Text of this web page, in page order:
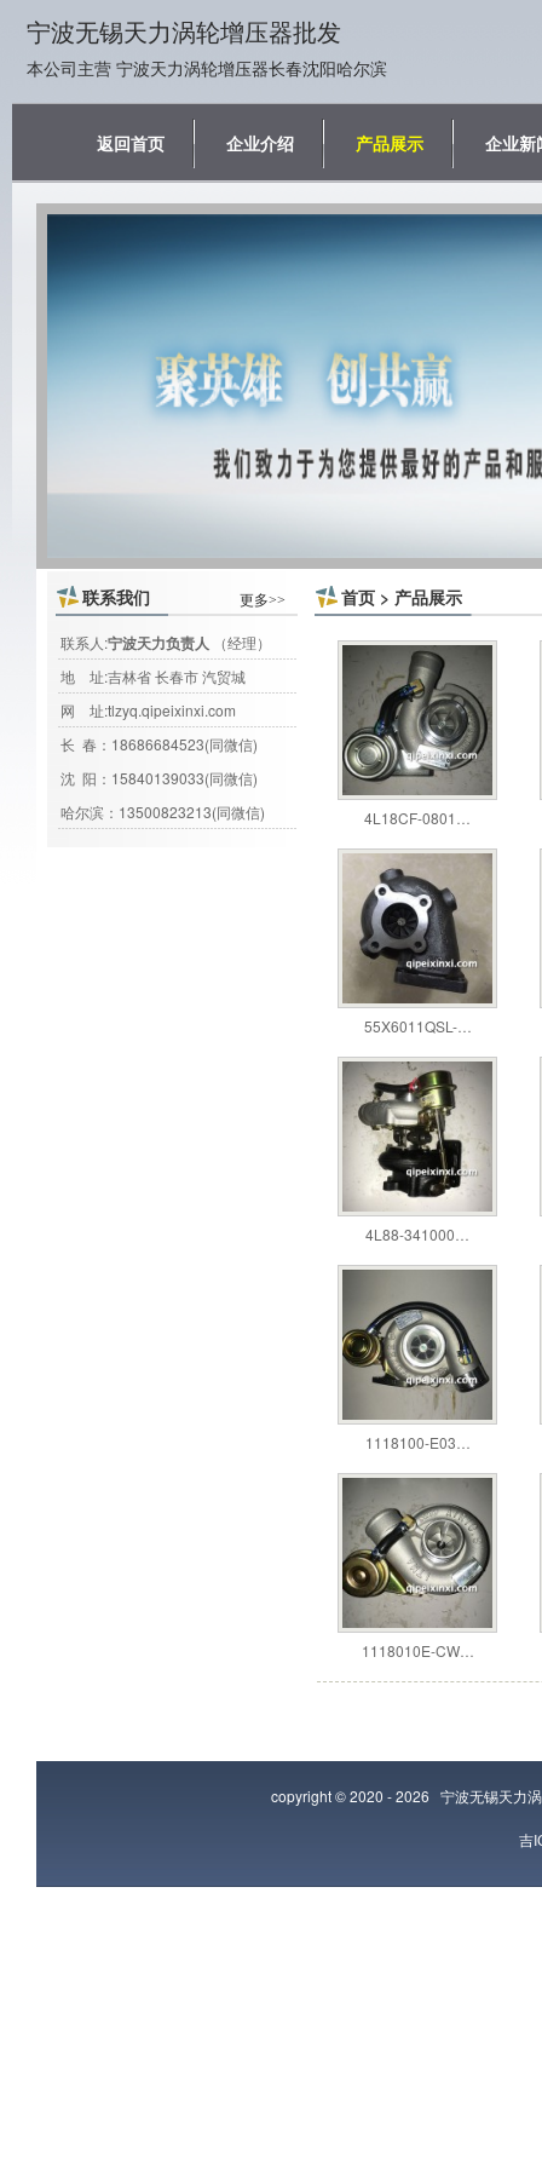
宁波无锡天力涡轮增压器批发
本公司主营 宁波天力涡轮增压器长春沈阳哈尔滨
返回首页 企业介绍 产品展示 企业新
更多>>
联系我们
联系人:宁波天力负责人 （经理）
地 址:吉林省 长春市 汽贸城
网 址:tlzyq.qipeixinxi.com
长 春：18686684523(同微信)
沈 阳：15840139033(同微信)
哈尔滨：13500823213(同微信)
首页 > 产品展示
4L18CF-0801…
55X6011QSL-…
4L88-341000…
1118100-E03…
1118010E-CW…
copyright © 2020 - 2026 宁波无锡天力
吉